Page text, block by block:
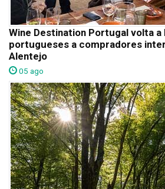
Wine Destination Portugal volta
portugueses a compradores
Alentejo
05 ago